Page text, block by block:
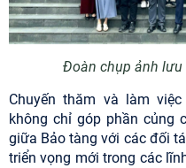
Đoàn chụp ảnh lưu
Chuyến thăm và làm
không chỉ góp phần củng
giữa Bảo tàng với các đối
triển vọng mới trong các